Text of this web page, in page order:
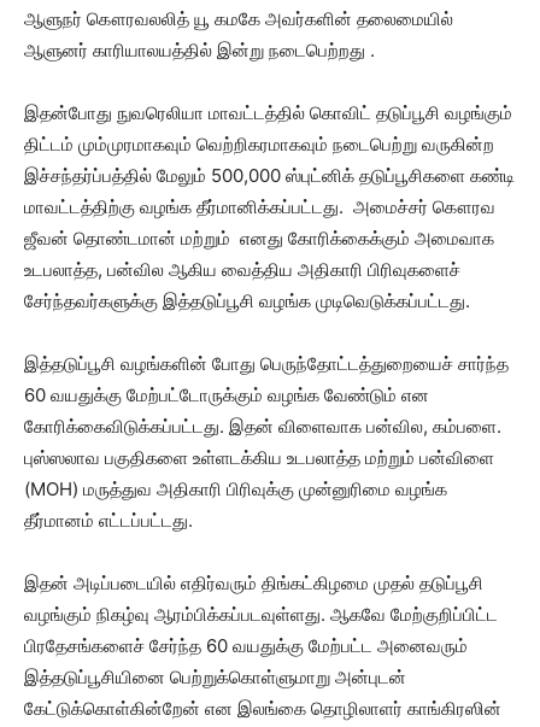
ஆளுநர் கௌரவலலித் யூ கமகே அவர்களின் தலைமையில்
ஆளுனர் காரியாலயத்தில் இன்று நடைபெற்றது .
இதன்போது நுவரெலியா மாவட்டத்தில் கொவிட் தடுப்பூசி வழங்கும்
திட்டம் மும்முரமாகவும் வெற்றிகரமாகவும் நடைபெற்று வருகின்ற
இச்சந்தர்ப்பத்தில் மேலும் 500,000 ஸ்புட்னிக் தடுப்பூசிகளை கண்டி
மாவட்டத்திற்கு வழங்க தீர்மானிக்கப்பட்டது. அமைச்சர் கௌரவ
ஜீவன் தொண்டமான் மற்றும் எனது கோரிக்கைக்கும் அமைவாக
உடபலாத்த, பன்வில ஆகிய வைத்திய அதிகாரி பிரிவுகளைச்
சேர்ந்தவர்களுக்கு இத்தடுப்பூசி வழங்க முடிவெடுக்கப்பட்டது.
இத்தடுப்பூசி வழங்களின் போது பெருந்தோட்டத்துறையைச் சார்ந்த
60 வயதுக்கு மேற்பட்டோருக்கும் வழங்க வேண்டும் என
கோரிக்கைவிடுக்கப்பட்டது. இதன் விளைவாக பன்வில, கம்பளை.
புஸ்ஸலாவ பகுதிகளை உள்ளடக்கிய உடபலாத்த மற்றும் பன்விளை
(MOH) மருத்துவ அதிகாரி பிரிவுக்கு முன்னுரிமை வழங்க
தீர்மானம் எட்டப்பட்டது.
இதன் அடிப்படையில் எதிர்வரும் திங்கட்கிழமை முதல் தடுப்பூசி
வழங்கும் நிகழ்வு ஆரம்பிக்கப்படவுள்ளது. ஆகவே மேற்குறிப்பிட்ட
பிரதேசங்களைச் சேர்ந்த 60 வயதுக்கு மேற்பட்ட அனைவரும்
இத்தடுப்பூசியினை பெற்றுக்கொள்ளுமாறு அன்புடன்
கேட்டுக்கொள்கின்றேன் என இலங்கை தொழிலாளர் காங்கிரஸின்